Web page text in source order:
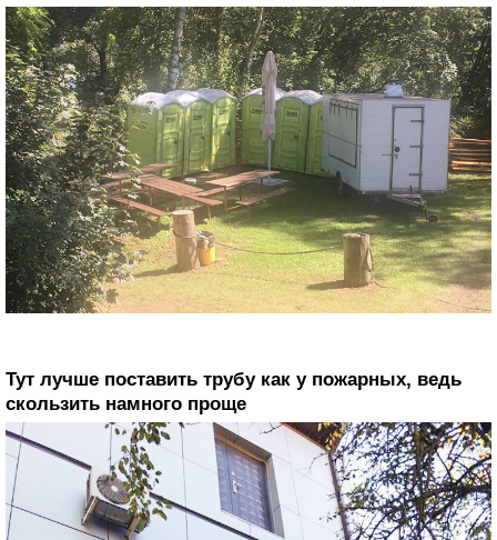
Тут лучше поставить трубу как у пожарных, ведь
скользить намного проще